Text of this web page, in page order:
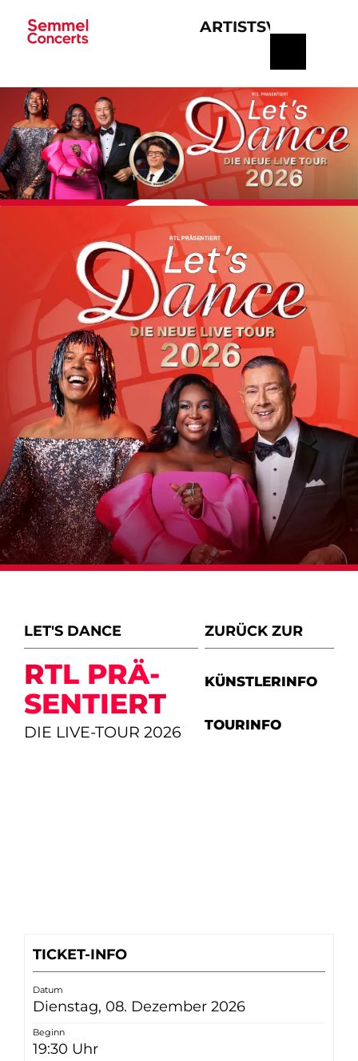
ARTISTS
LET'S DANCE
RTL PRÄ­
SEN­TIERT
DIE LIVE-TOUR 2026
ZURÜCK ZUR
KÜNSTLERINFO
TOURINFO
TICKET-INFO
Datum
Dienstag, 08. Dezember 2026
Beginn
19:30 Uhr